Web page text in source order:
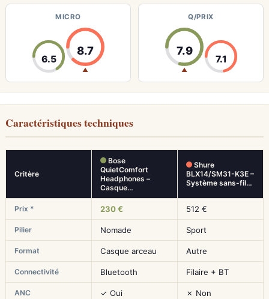
MICRO
6.5
8.7
▲
Q/PRIX
7.9
▲
7.1
Caractéristiques techniques
Critère
Bose
QuietComfort
Headphones –
Casque…
Shure
BLX14/SM31-K3E –
Système sans-fil…
Prix * 230 € 512 €
Pilier Nomade Sport
Format Casque arceau Autre
Connectivité Bluetooth Filaire + BT
ANC ✓ Oui ✗ Non